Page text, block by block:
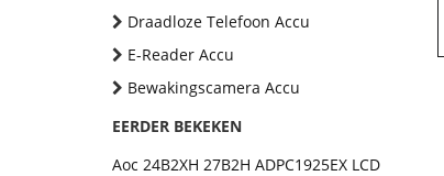
Draadloze Telefoon Accu
E-Reader Accu
Bewakingscamera Accu
EERDER BEKEKEN
Aoc 24B2XH 27B2H ADPC1925EX LCD